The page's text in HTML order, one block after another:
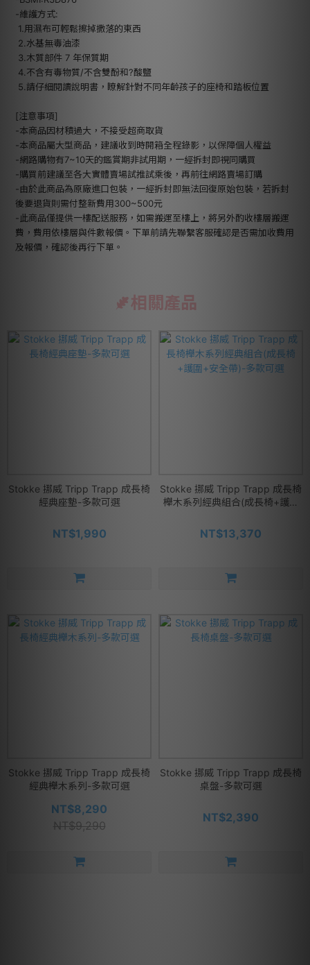
-維護方式:
1.用濕布可輕鬆擦掉撒落的東西
2.水基無毒油漆
3.木質部件 7 年保質期
4.不含有毒物質/不含雙酚和?酸鹽
5.請仔細閱讀說明書，瞭解針對不同年齡孩子的座椅和踏板位置
[注意事項]
-本商品因材積過大，不接受超商取貨
-本商品屬大型商品，建議收到時開箱全程錄影，以保障個人權益
-網路購物有7~10天的鑑賞期非試用期，一經拆封即視同購買
-購買前建議至各大實體賣場試推試乘後，再前往網路賣場訂購
-由於此商品為原廠進口包裝，一經拆封即無法回復原始包裝，若拆封
後要退貨則需付整新費用300~500元
-此商品僅提供一樓配送服務，如需搬運至樓上，將另外酌收樓層搬運
費，費用依樓層與件數報價。下單前請先聯繫客服確認是否需加收費用
及報價，確認後再行下單。
相關產品
Stokke 挪威 Tripp Trapp 成長椅
經典座墊-多款可選
NT$1,990
Stokke 挪威 Tripp Trapp 成長椅
櫸木系列經典組合(成長椅+護圍
NT$13,370
Stokke 挪威 Tripp Trapp 成長椅
經典櫸木系列-多款可選
NT$8,290
NT$9,290
Stokke 挪威 Tripp Trapp 成長椅
桌盤-多款可選
NT$2,390